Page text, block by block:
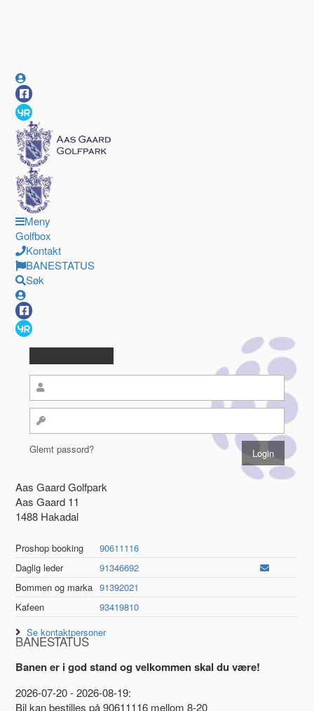
Meny
Golfbox
Kontakt
BANESTATUS
Søk
Glemt passord?
Aas Gaard Golfpark
Aas Gaard 11
1488 Hakadal
Proshop booking
90611116
Daglig leder
91346692
Bommen og marka 91392021
Kafeen
93419810
Se kontaktpersoner
BANESTATUS
Banen er i god stand og velkommen skal du være!
2026-07-20 - 2026-08-19:
Bil kan bestilles på 90611116 mellom 8-20